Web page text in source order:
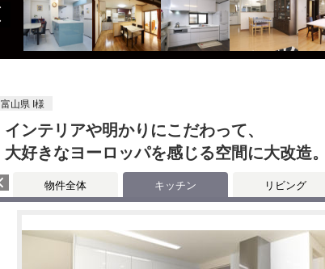
富山県 I様
インテリアや明かりにこだわって、
大好きなヨーロッパを感じる空間に大改造。
物件全体 キッチン リビング